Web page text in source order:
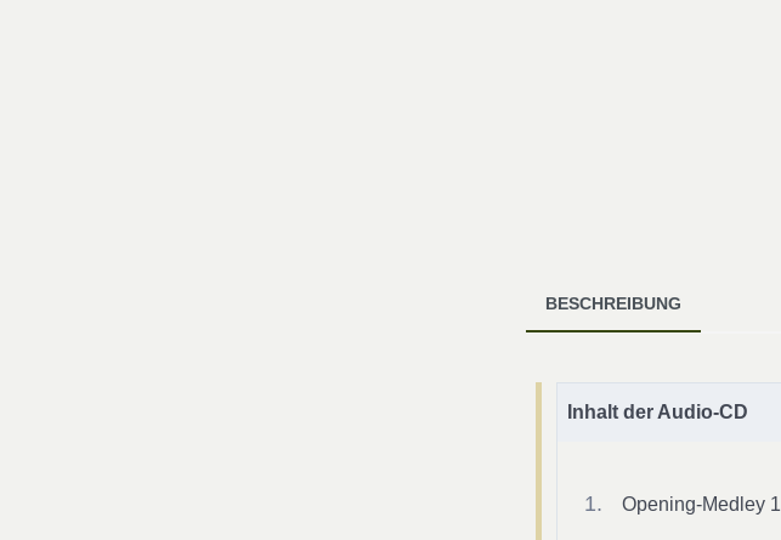
BESCHREIBUNG
Inhalt der Audio-CD
1. Opening-Medley 1